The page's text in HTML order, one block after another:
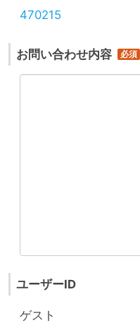
470215
お問い合わせ内容
ユーザーID
ゲスト